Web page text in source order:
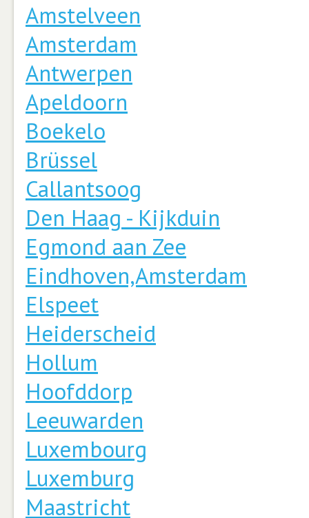
Amstelveen
Amsterdam
Antwerpen
Apeldoorn
Boekelo
Brüssel
Callantsoog
Den Haag - Kijkduin
Egmond aan Zee
Eindhoven,Amsterdam
Elspeet
Heiderscheid
Hollum
Hoofddorp
Leeuwarden
Luxembourg
Luxemburg
Maastricht